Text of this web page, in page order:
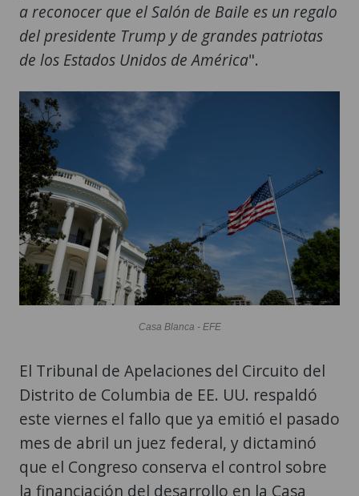
a reconocer que el Salón de Baile es un regalo
del presidente Trump y de grandes patriotas
de los Estados Unidos de América".
Casa Blanca - EFE
El Tribunal de Apelaciones del Circuito del
Distrito de Columbia de EE. UU. respaldó
este viernes el fallo que ya emitió el pasado
mes de abril un juez federal, y dictaminó
que el Congreso conserva el control sobre
la financiación del desarrollo en la Casa